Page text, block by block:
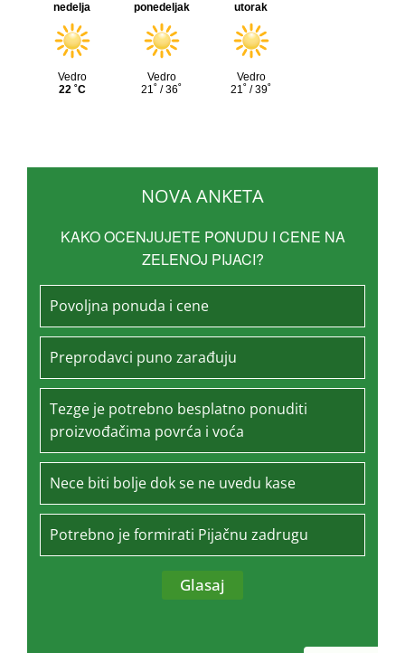
NOVA ANKETA
KAKO OCENJUJETE PONUDU I CENE NA
ZELENOJ PIJACI?
Povoljna ponuda i cene
Preprodavci puno zarađuju
Tezge je potrebno besplatno ponuditi
proizvođačima povrća i voća
Nece biti bolje dok se ne uvedu kase
Potrebno je formirati Pijačnu zadrugu